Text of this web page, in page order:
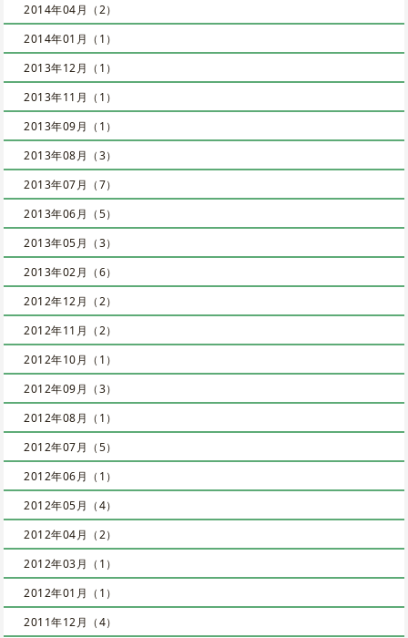
2014年04月（2）
2014年01月（1）
2013年12月（1）
2013年11月（1）
2013年09月（1）
2013年08月（3）
2013年07月（7）
2013年06月（5）
2013年05月（3）
2013年02月（6）
2012年12月（2）
2012年11月（2）
2012年10月（1）
2012年09月（3）
2012年08月（1）
2012年07月（5）
2012年06月（1）
2012年05月（4）
2012年04月（2）
2012年03月（1）
2012年01月（1）
2011年12月（4）